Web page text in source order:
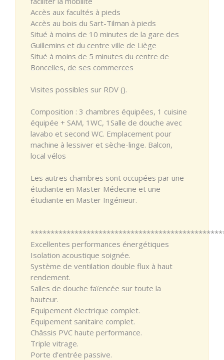
Accès aux facultés à pieds
Accès au bois du Sart-Tilman à pieds
Situé à moins de 10 minutes de la gare des
Guillemins et du centre ville de Liège
Situé à moins de 5 minutes du centre de
Boncelles, de ses commerces
Visites possibles sur RDV ().
Composition : 3 chambres équipées, 1 cuisine
équipée + SAM, 1WC, 1Salle de douche avec
lavabo et second WC. Emplacement pour
machine à lessiver et sèche-linge. Balcon,
local vélos
Les autres chambres sont occupées par une
étudiante en Master Médecine et une
étudiante en Master Ingénieur.
Excellentes performances énergétiques
Isolation acoustique soignée.
Système de ventilation double flux à haut
rendement.
Salles de douche faïencée sur toute la
hauteur.
Equipement électrique complet.
Equipement sanitaire complet.
Châssis PVC haute performance.
Triple vitrage.
Porte d’entrée passive.